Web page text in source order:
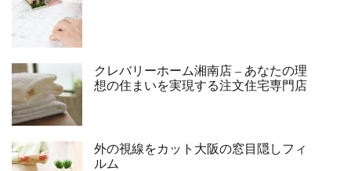
クレバリーホーム湘南店 – あなたの理
想の住まいを実現する注文住宅専門店
外の視線をカット大阪の窓目隠しフィ
ルム